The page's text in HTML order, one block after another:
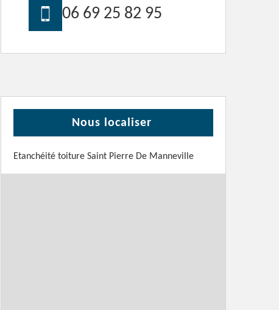
06 69 25 82 95
Nous localiser
Etanchéité toiture Saint Pierre De Manneville